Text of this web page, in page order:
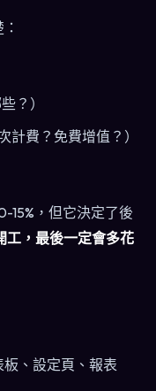
？）
計費？免費增值？）
15%，但它決定了後
工，最後一定會多花
、設定頁、報表